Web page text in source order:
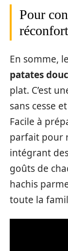
Pour
En somme, le
patates
plat. C’est
sans cesse
Facile à
parfait pour
intégrant
goûts de
hachis
toute la